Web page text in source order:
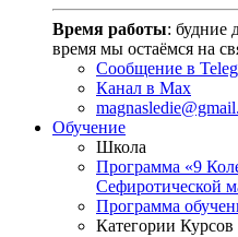
Время работы: будние
время мы остаёмся на
Сообщение в
Канал в Max
Обучение
Школа
Программа «9
Сефиротической
Программа
Категории Курсов